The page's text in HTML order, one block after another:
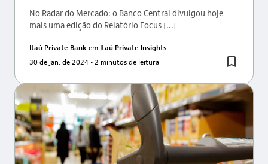
No Radar do Mercado: o Banco Central divulgou hoje
mais uma edição do Relatório Focus [...]
Itaú Private Bank em Itaú Private Insights
30 de jan. de 2024 • 2 minutos de leitura